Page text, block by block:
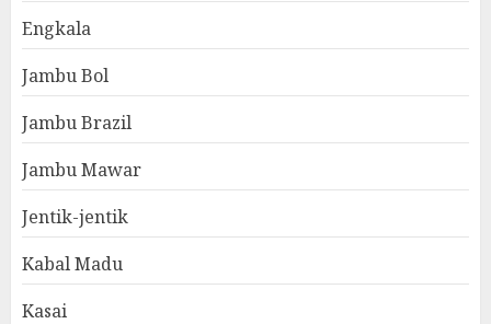
Engkala
Jambu Bol
Jambu Brazil
Jambu Mawar
Jentik-jentik
Kabal Madu
Kasai